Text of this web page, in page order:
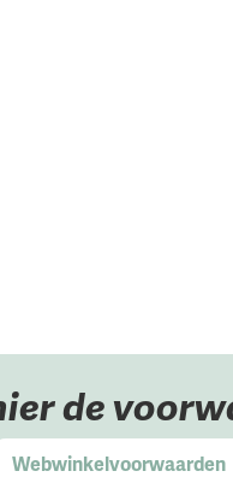
de
Webwinkelvoorwaarden